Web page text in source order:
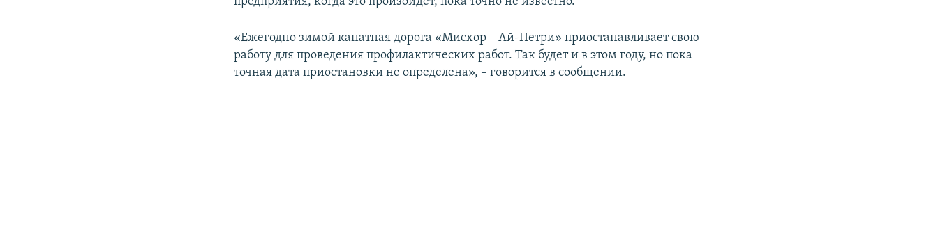
«Ежегодно зимой канатная дорога «Мисхор – Ай-Петри» приостанавливает свою
работу для проведения профилактических работ. Так будет и в этом году, но пока
точная дата приостановки не определена», – говорится в сообщении.